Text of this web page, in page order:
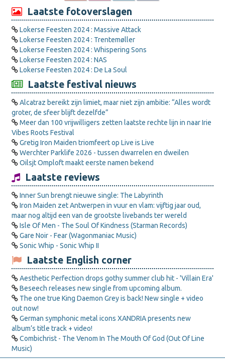
Laatste fotoverslagen
Lokerse Feesten 2024 : Massive Attack
Lokerse Feesten 2024 : Trentemøller
Lokerse Feesten 2024 : Whispering Sons
Lokerse Feesten 2024 : NAS
Lokerse Feesten 2024 : De La Soul
Laatste festival nieuws
Alcatraz bereikt zijn limiet, maar niet zijn ambitie: “Alles wordt
groter, de sfeer blijft dezelfde”
Meer dan 100 vrijwilligers zetten laatste rechte lijn in naar Irie
Vibes Roots Festival
Gretig Iron Maiden triomfeert op Live is Live
Werchter Parklife 2026 - tussen dwarrelen en dweilen
Oilsjt Omploft maakt eerste namen bekend
Laatste reviews
Inner Sun brengt nieuwe single: The Labyrinth
Iron Maiden zet Antwerpen in vuur en vlam: vijftig jaar oud,
maar nog altijd een van de grootste livebands ter wereld
Isle Of Men - The Soul Of Kindness (Starman Records)
Gare Noir - Fear (Wagonmaniac Music)
Sonic Whip - Sonic Whip II
Laatste English corner
Aesthetic Perfection drops gothy summer club hit - 'Villain Era'
Beseech releases new single from upcoming album.
The one true King Daemon Grey is back! New single + video
out now!
German symphonic metal icons XANDRIA presents new
album’s title track + video!
Combichrist - The Venom In The Mouth Of God (Out Of Line
Music)